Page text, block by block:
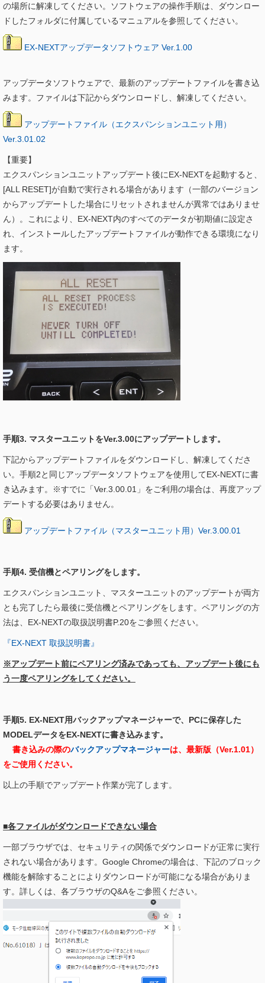
の場所に解凍してください。ソフトウェアの操作手順は、ダウンロー
ドしたフォルダに付属しているマニュアルを参照してください。
EX-NEXTアップデータソフトウェア Ver.1.00
アップデータソフトウェアで、最新のアップデートファイルを書き込
みます。ファイルは下記からダウンロードし、解凍してください。
アップデートファイル（エクスパンションユニット用）
Ver.3.01.02
【重要】
エクスパンションユニットアップデート後にEX-NEXTを起動すると、
[ALL RESET]が自動で実行される場合があります（一部のバージョン
からアップデートした場合にリセットされませんが異常ではありませ
ん）。これにより、EX-NEXT内のすべてのデータが初期値に設定さ
れ、インストールしたアップデートファイルが動作できる環境になり
ます。
手順3. マスターユニットをVer.3.00にアップデートします。
下記からアップデートファイルをダウンロードし、解凍してくださ
い。手順2と同じアップデータソフトウェアを使用してEX-NEXTに書
き込みます。※すでに「Ver.3.00.01」をご利用の場合は、再度アップ
デートする必要はありません。
アップデートファイル（マスターユニット用）Ver.3.00.01
手順4. 受信機とペアリングをします。
エクスパンションユニット、マスターユニットのアップデートが両方
とも完了したら最後に受信機とペアリングをします。ペアリングの方
法は、EX-NEXTの取扱説明書P.20をご参照ください。
『EX-NEXT 取扱説明書』
※アップデート前にペアリング済みであっても、アップデート後にも
う一度ペアリングをしてください。
手順5. EX-NEXT用バックアップマネージャーで、PCに保存した
MODELデータをEX-NEXTに書き込みます。
書き込みの際のバックアップマネージャーは、最新版（Ver.1.01）
をご使用ください。
以上の手順でアップデート作業が完了します。
■各ファイルがダウンロードできない場合
一部ブラウザでは、セキュリティの関係でダウンロードが正常に実行
されない場合があります。Google Chromeの場合は、下記のブロック
機能を解除することによりダウンロードが可能になる場合がありま
す。詳しくは、各ブラウザのQ&Aをご参照ください。